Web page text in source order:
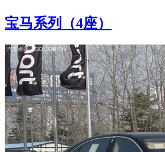
宝马系列（4座）